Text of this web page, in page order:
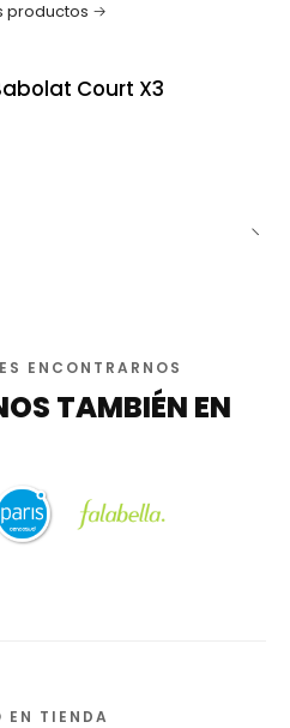
productos
Court X3
ENCONTRARNOS
TAMBIÉN EN
EN TIENDA